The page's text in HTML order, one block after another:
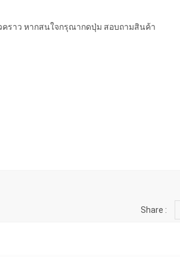
ราว หากสนใจกรุณากดปุ่ม สอบถามสินค้า
Share :